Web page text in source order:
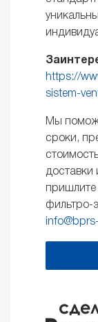
https://
sistem-
Мы
сроки,
доставки
фильтро-